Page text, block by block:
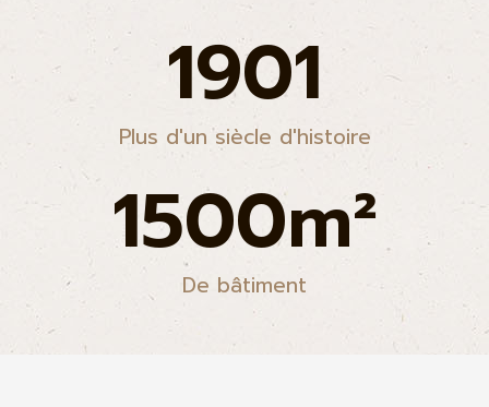
Plus d'un siècle d'histoire
1901
De bâtiment
1500m²